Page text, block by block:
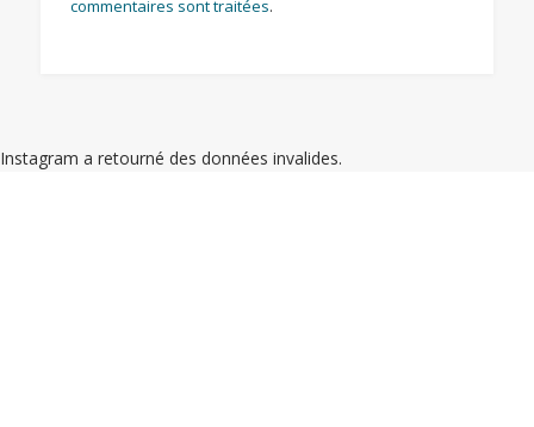
commentaires sont traitées.
Instagram a retourné des données invalides.